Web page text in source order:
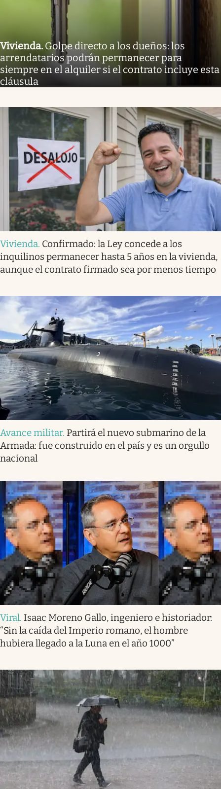
Vivienda. Golpe directo a los dueños: los
arrendatarios podrán permanecer para
siempre en el alquiler si el contrato incluye esta
cláusula
Vivienda. Confirmado: la Ley concede a los
inquilinos permanecer hasta 5 años en la vivienda,
aunque el contrato firmado sea por menos tiempo
Avance militar. Partirá el nuevo submarino de la
Armada: fue construido en el país y es un orgullo
nacional
Viral. Isaac Moreno Gallo, ingeniero e historiador:
“Sin la caída del Imperio romano, el hombre
hubiera llegado a la Luna en el año 1000”